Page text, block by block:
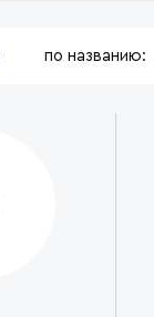
по названию: